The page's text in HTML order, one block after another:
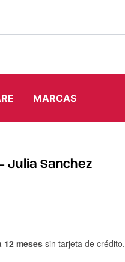
MARCAS
Julia Sanchez
12 meses sin tarjeta de crédito.